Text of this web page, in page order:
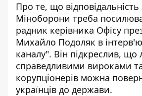
Про те, що
Міноборони треба
радник керівника Офісу
Михайло Подоляк в
каналу". Він підкреслив,
справедливими вироками
корупціонерів можна
українців до держави.